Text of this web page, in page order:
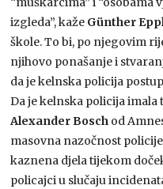
izgleda”, kaže Günther
škole. To bi, po njegovim
njihovo ponašanje i
da je kelnska policija
Da je kelnska policija imala
Alexander Bosch od
masovna nazočnost
kaznena djela tijekom
policajci u slučaju